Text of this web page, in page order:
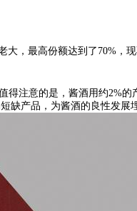
大，最高份额达到了70%，现
注意的是，酱酒用约2%的
产品，为酱酒的良性发展